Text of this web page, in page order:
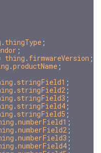
. thingType ;
;
thing . firmwareVersion ;
.productName ;
. stringField1 ;
. stringField2 ;
. stringField3 ;
. stringField4 ;
. stringField5 ;
.numberField1 ;
.numberField2 ;
.numberField3 ;
.numberField4 ;